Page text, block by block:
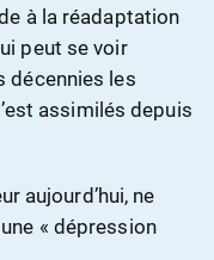
à la réadaptation
peut se voir
décennies les
assimilés depuis
aujourd’hui, ne
« dépression